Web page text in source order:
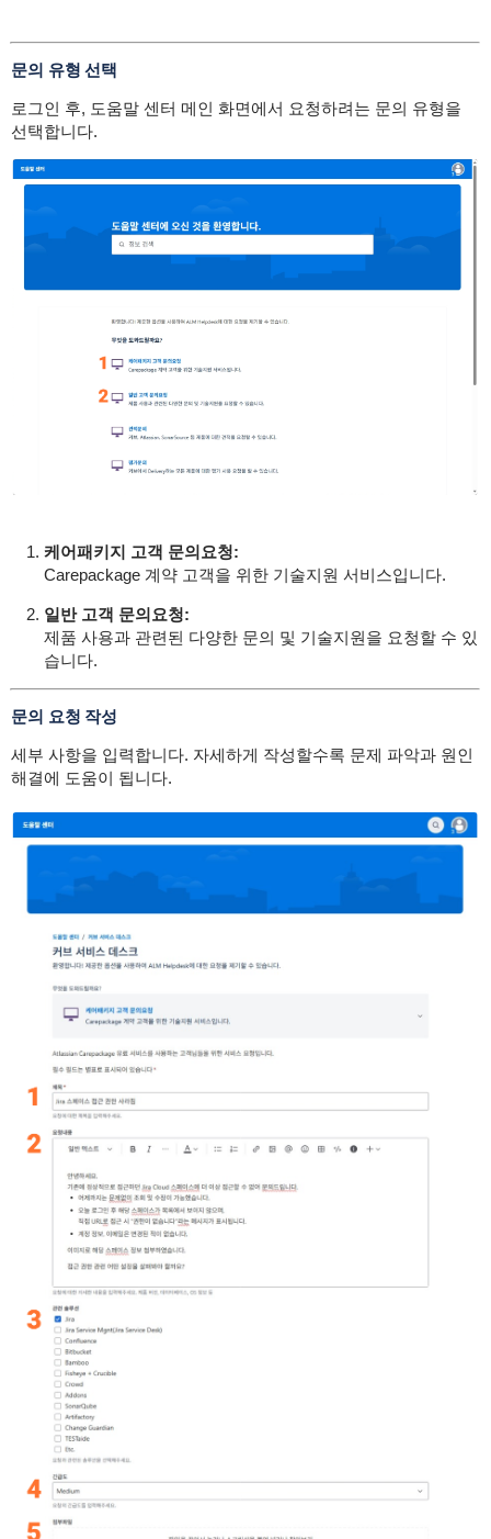
문의 유형 선택
로그인 후, 도움말 센터 메인 화면에서 요청하려는 문의 유형을
선택합니다.
케어패키지 고객 문의요청:
Carepackage 계약 고객을 위한 기술지원 서비스입니다.
일반 고객 문의요청:
제품 사용과 관련된 다양한 문의 및 기술지원을 요청할 수 있
습니다.
문의 요청 작성
세부 사항을 입력합니다. 자세하게 작성할수록 문제 파악과 원인
해결에 도움이 됩니다.